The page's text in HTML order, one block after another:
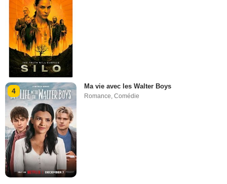
4
Ma vie avec les Walter Boys
Romance ,Comédie